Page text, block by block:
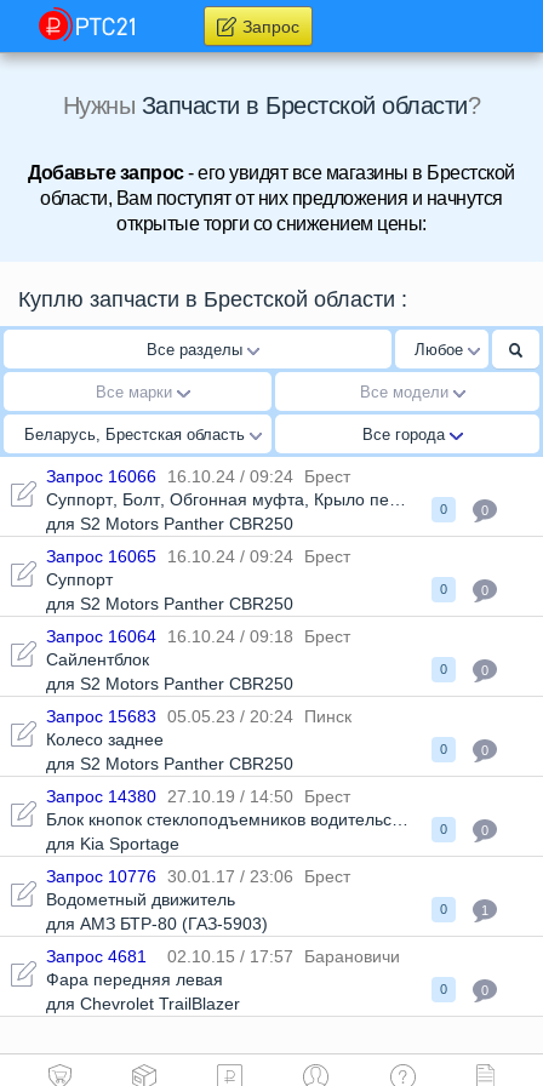
Запрос
Нужны Запчасти в Брестской области?
Добавьте запрос- его увидят все магазины в Брестской
области, Вам поступят от них предложения и начнутся
открытые торги со снижением цены:
Куплю запчасти в Брестской области :
Все разделы Любое
Все марки Все модели
Беларусь, Брестская область Все города
Запрос 16066 16.10.24 / 09:24
Брест
Суппорт, Болт, Обгонная муфта Крыло переднее,
для S2 Motors Panther CBR250
0 0
Запрос 16065 16.10.24 / 09:24
Брест
Суппорт
для S2 Motors Panther CBR250
0 0
Запрос 16064 16.10.24 / 09:18
Брест
Сайлентблок
для S2 Motors Panther CBR250
0 0
Запрос 15683 05.05.23 / 20:24
Пинск
Колесо заднее
для S2 Motors Panther CBR250
0 0
Запрос 14380 27.10.19 / 14:50
Брест
Блок кнопок стеклоподъемников водительской двери
,
для Kia Sportage
0 0
Запрос 10776 30.01.17 / 23:06
Брест
Водометный движитель
для АМЗ БТР-80 (ГАЗ-5903)
0 1
Запрос 4681 02.10.15 / 17:57
Барановичи
Фара передняя левая
для Chevrolet TrailBlazer
0 0